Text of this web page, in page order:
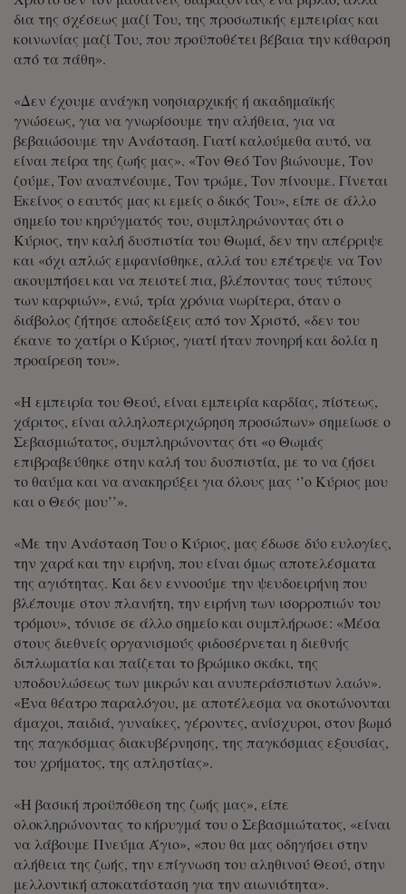
δια της σχέσεως μαζί Του, της προσωπικής εμπειρίας και
κοινωνίας μαζί Του, που προϋποθέτει βέβαια την κάθαρση
από τα πάθη».
«Δεν έχουμε ανάγκη νοησιαρχικής ή ακαδημαϊκής
γνώσεως, για να γνωρίσουμε την αλήθεια, για να
βεβαιώσουμε την Ανάσταση. Γιατί καλούμεθα αυτό, να
είναι πείρα της ζωής μας». «Τον Θεό Τον βιώνουμε, Τον
ζούμε, Τον αναπνέουμε, Τον τρώμε, Τον πίνουμε. Γίνεται
Εκείνος ο εαυτός μας κι εμείς ο δικός Του», είπε σε άλλο
σημείο του κηρύγματός του, συμπληρώνοντας ότι ο
Κύριος, την καλή δυσπιστία του Θωμά, δεν την απέρριψε
και «όχι απλώς εμφανίσθηκε, αλλά του επέτρεψε να Τον
ακουμπήσει και να πειστεί πια, βλέποντας τους τύπους
των καρφιών», ενώ, τρία χρόνια νωρίτερα, όταν ο
διάβολος ζήτησε αποδείξεις από τον Χριστό, «δεν του
έκανε το χατίρι ο Κύριος, γιατί ήταν πονηρή και δολία η
προαίρεση του».
«Η εμπειρία του Θεού, είναι εμπειρία καρδίας, πίστεως,
χάριτος, είναι αλληλοπεριχώρηση προσώπων» σημείωσε ο
Σεβασμιώτατος, συμπληρώνοντας ότι «ο Θωμάς
επιβραβεύθηκε στην καλή του δυσπιστία, με το να ζήσει
το θαύμα και να ανακηρύξει για όλους μας ‘’ο Κύριος μου
και ο Θεός μου’’».
«Με την Ανάσταση Του ο Κύριος, μας έδωσε δύο ευλογίες,
την χαρά και την ειρήνη, που είναι όμως αποτελέσματα
της αγιότητας. Και δεν εννοούμε την ψευδοειρήνη που
βλέπουμε στον πλανήτη, την ειρήνη των ισορροπιών του
τρόμου», τόνισε σε άλλο σημείο και συμπλήρωσε: «Μέσα
στους διεθνείς οργανισμούς φιδοσέρνεται η διεθνής
διπλωματία και παίζεται το βρώμικο σκάκι, της
υποδουλώσεως των μικρών και ανυπεράσπιστων λαών».
«Ένα θέατρο παραλόγου, με αποτέλεσμα να σκοτώνονται
άμαχοι, παιδιά, γυναίκες, γέροντες, ανίσχυροι, στον βωμό
της παγκόσμιας διακυβέρνησης, της παγκόσμιας εξουσίας,
του χρήματος, της απληστίας».
«Η βασική προϋπόθεση της ζωής μας», είπε
ολοκληρώνοντας το κήρυγμά του ο Σεβασμιώτατος, «είναι
να λάβουμε Πνεύμα Άγιο», «που θα μας οδηγήσει στην
αλήθεια της ζωής, την επίγνωση του αληθινού Θεού, στην
μελλοντική αποκατάσταση για την αιωνιότητα».